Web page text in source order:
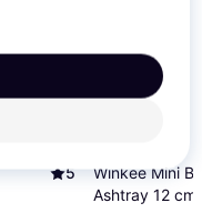
5
Winkee Mini
Ashtray 12 cm